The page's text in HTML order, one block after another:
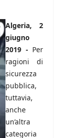
Algeria, 2
giugno
2019 - Per
ragioni di
sicurezza
pubblica,
tuttavia,
anche
un’altra
categoria